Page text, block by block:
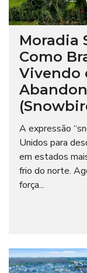
Moradia
Como
Vivendo
A expressão
Unidos para
em estados
frio do norte.
força...